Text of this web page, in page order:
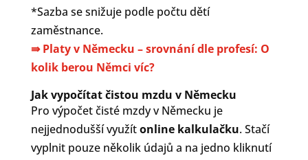
*Sazba se snižuje podle počtu dětí
zaměstnance.
⇛ Platy v Německu – srovnání dle profesí: O
kolik berou Němci víc?
Jak vypočítat čistou mzdu v Německu
Pro výpočet čisté mzdy v Německu je
nejjednodušší využítonline kalkulačku. Stačí
vyplnit pouze několik údajů a na jedno kliknutí